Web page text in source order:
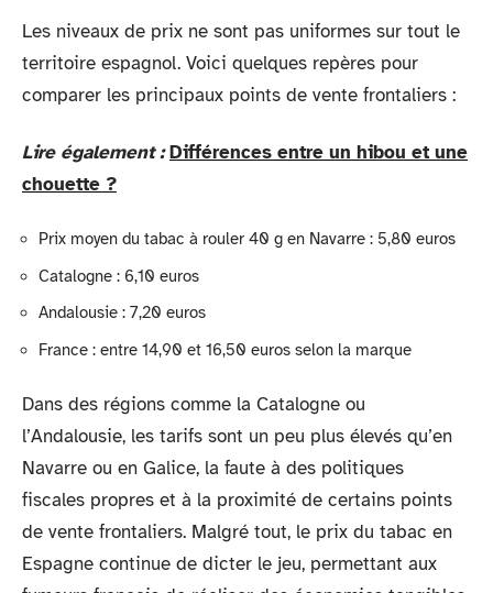
Les niveaux de prix ne sont pas uniformes sur tout le
territoire espagnol. Voici quelques repères pour
comparer les principaux points de vente frontaliers :
Lire également : Différences entre un hibou et une
chouette ?
Prix moyen du tabac à rouler 40 g en Navarre : 5,80 euros
Catalogne : 6,10 euros
Andalousie : 7,20 euros
France : entre 14,90 et 16,50 euros selon la marque
Dans des régions comme la Catalogne ou
l’Andalousie, les tarifs sont un peu plus élevés qu’en
Navarre ou en Galice, la faute à des politiques
fiscales propres et à la proximité de certains points
de vente frontaliers. Malgré tout, le prix du tabac en
Espagne continue de dicter le jeu, permettant aux